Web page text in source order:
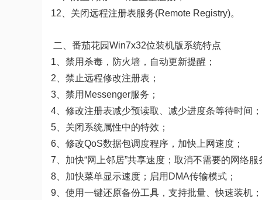
12、关闭远程注册表服务(Remote Registry)。
二、番茄花园Win7x32位装机版系统特点
1、禁用杀毒，防火墙，自动更新提醒；
2、禁止远程修改注册表；
3、禁用Messenger服务；
4、修改注册表减少预读取、减少进度条等待时间；
5、关闭系统属性中的特效；
6、修改QoS数据包调度程序，加快上网速度；
7、加快“网上邻居”共享速度；取消不需要的网络服
8、加快菜单显示速度；启用DMA传输模式；
9、使用一键还原备份工具，支持批量、快速装机；